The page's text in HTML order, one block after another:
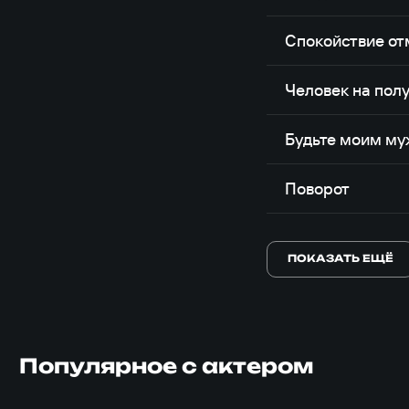
Спокойствие
Человек на
Будьте моим
Поворот
ПОКАЗАТЬ ЕЩЁ
Популярное с актером